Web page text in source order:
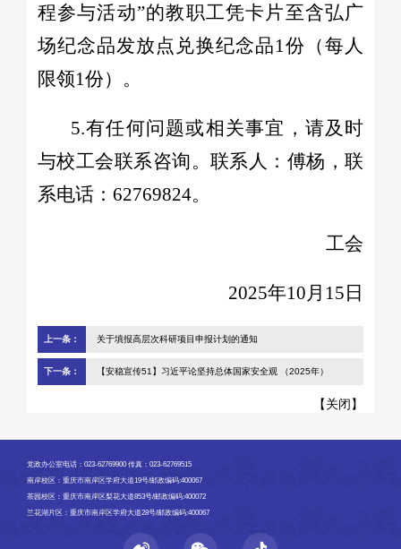
程参与活动”的教职工凭卡片至含弘广
场纪念品发放点兑换纪念品1份（每人
限领1份）。
5.有任何问题或相关事宜，请及时
与校工会联系咨询。联系人：傅杨，联
系电话：62769824。
工会
2025年10月15日
上一条： 关于填报高层次科研项目申报计划的通知
下一条： 【安稳宣传51】习近平论坚持总体国家安全观 （2025年）
【关闭】
党政办公室电话：023-62769900 传真：023-62769515
南岸校区：重庆市南岸区学府大道19号/邮政编码:400067
茶园校区：重庆市南岸区梨花大道853号/邮政编码:400072
兰花湖片区：重庆市南岸区学府大道28号/邮政编码:400067